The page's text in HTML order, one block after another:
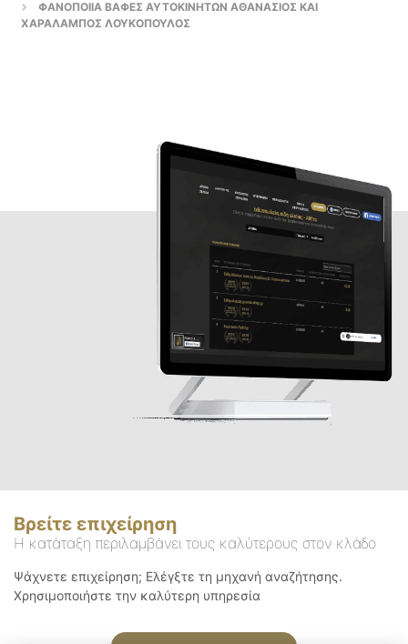
ΦΑΝΟΠΟΙΙΑ ΒΑΦΕΣ ΑΥΤΟΚΙΝΗΤΩΝ ΑΘΑΝΑΣΙΟΣ ΚΑΙ
ΧΑΡΑΛΑΜΠΟΣ ΛΟΥΚΟΠΟΥΛΟΣ
Βρείτε επιχείρηση
Η κατάταξη περιλαμβάνει τους καλύτερους στον κλάδο
Ψάχνετε επιχείρηση; Ελέγξτε τη μηχανή αναζήτησης.
Χρησιμοποιήστε την καλύτερη υπηρεσία